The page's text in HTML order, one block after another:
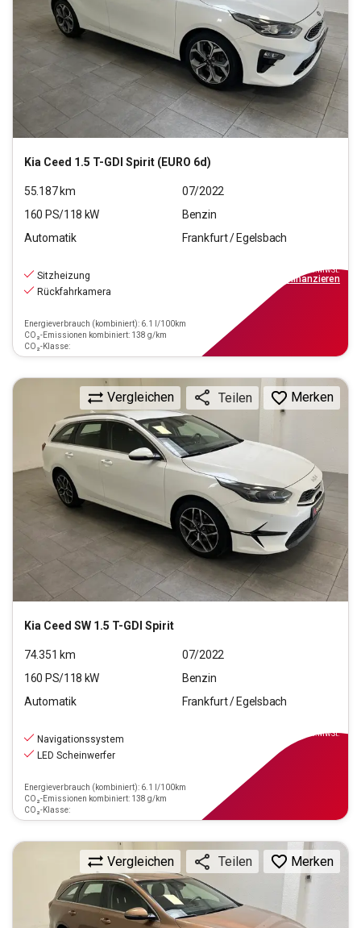
Kia Ceed 1.5 T-GDI Spirit (EURO 6d)
55.187km
07/2022
160 PS/118 kW
Benzin
Automatik
Frankfurt / Egelsbach
Sitzheizung
Rückfahrkamera
Energieverbrauch (kombiniert): 6.1 l/100km
CO₂-Emissionen kombiniert: 138 g/km
CO₂-Klasse:
inkl.MwSt.
finanzieren
Kia Ceed SW 1.5 T-GDI Spirit
Vergleichen Teilen Merken
74.351 km
07/2022
160 PS/118 kW
Benzin
Automatik
Frankfurt / Egelsbach
Navigationssystem
LED Scheinwerfer
Energieverbrauch (kombiniert): 6.1 l/100km
CO₂-Emissionen kombiniert: 138 g/km
CO₂-Klasse:
inkl.MwSt.
Vergleichen Teilen Merken